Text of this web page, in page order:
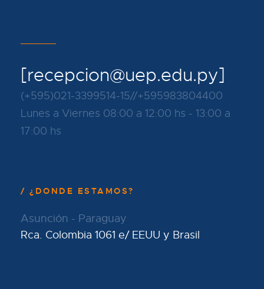
[recepcion@uep.edu.py]
(+595)021-3399514-15//+595983804400
Lunes a Viernes 08:00 a 12:00 hs - 13:00 a
17:00 hs
¿DONDE ESTAMOS?
Asunción - Paraguay
Rca. Colombia 1061 e/ EEUU y Brasil